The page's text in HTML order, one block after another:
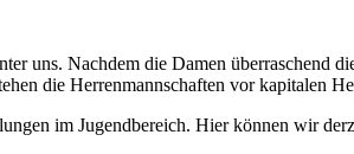
uns. Nachdem die Damen überraschend
die Herrenmannschaften vor kapitalen
im Jugendbereich. Hier können wir